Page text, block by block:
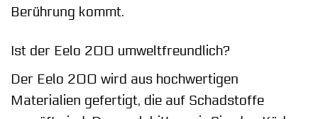
Berührung kommt.
Ist der Eelo 200 umweltfreundlich?
Der Eelo 200 wird aus hochwertigen
Materialien gefertigt, die auf Schadstoffe